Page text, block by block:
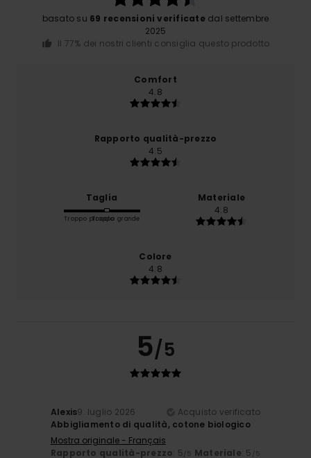
basato su 69 recensioni verificatedal settembre
2025
Il 77% dei nostri clienti consiglia questo prodotto
Comfort
4.8
Rapporto qualità-prezzo
4.5
Taglia
Troppo piccoloTroppo grande
Materiale
4.8
Colore
4.8
5/5
Alexis9. luglio 2026
Acquisto verificato
Abbigliamento di qualità, cotone biologico
Mostra originale - Français
Rapporto qualità-prezzo: 5/5 Materiale: 5 /5